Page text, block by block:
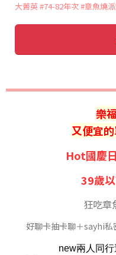
大菁英#74-82年次#章魚燒
樂
又便宜
Hot國慶
39歲
狂吃章
好聊卡抽卡聊＋sayhi
new兩人同行